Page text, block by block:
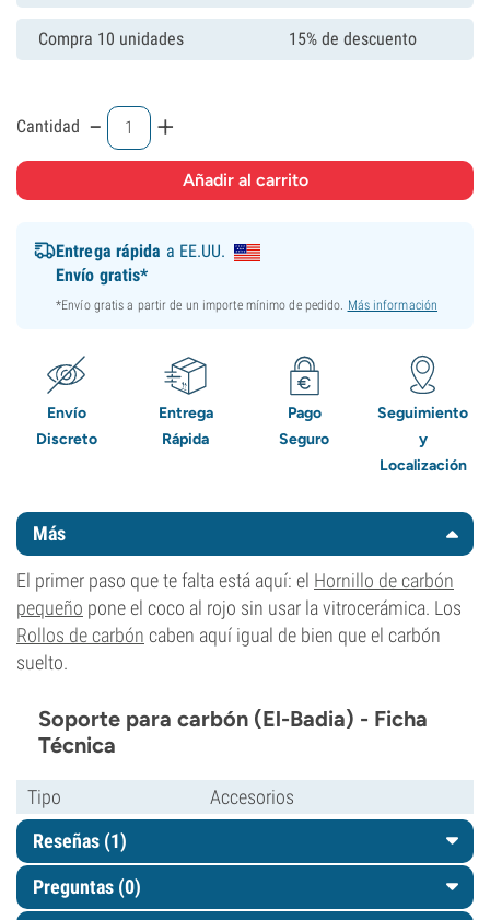
Compra 10 unidades 15% de descuento
Cantidad - +
Entrega rápida a EE.UU.
Envío gratis*
*Envío gratis a partir de un importe mínimo de pedido. Más información
Envío
Discreto
Entrega
Rápida
Pago
Seguro
Seguimiento
y
Localización
Más
El primer paso que te falta está aquí: el Hornillo de carbón
pequeño pone el coco al rojo sin usar la vitrocerámica. Los
Rollos de carbón caben aquí igual de bien que el carbón
suelto.
Soporte para carbón (El-Badia) - Ficha
Técnica
Tipo
Accesorios
Reseñas (1)
Preguntas (0)